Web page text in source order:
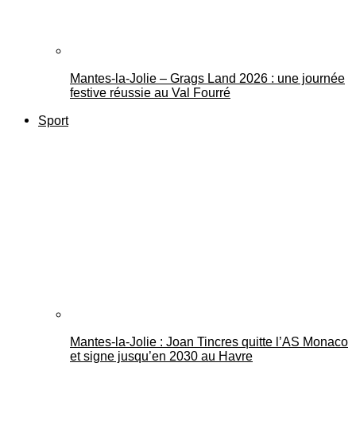
Mantes-la-Jolie – Grags Land 2026 : une journée
festive réussie au Val Fourré
Sport
Mantes-la-Jolie : Joan Tincres quitte l’AS Monaco
et signe jusqu’en 2030 au Havre